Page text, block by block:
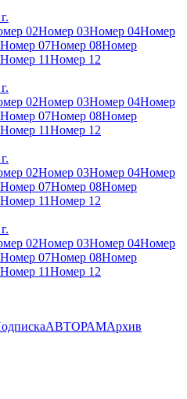
02Номер 03Номер 04Номер
Номер 07Номер 08Номер
Номер 11Номер 12
02Номер 03Номер 04Номер
Номер 07Номер 08Номер
Номер 11Номер 12
02Номер 03Номер 04Номер
Номер 07Номер 08Номер
Номер 11Номер 12
02Номер 03Номер 04Номер
Номер 07Номер 08Номер
Номер 11Номер 12
АВТОРАМАрхив